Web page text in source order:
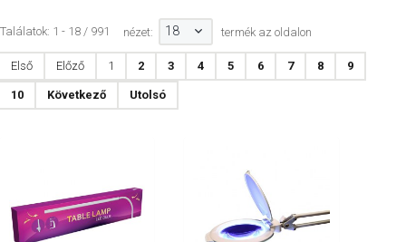
Találatok: 1 - 18 / 991 nézet: 18 termék az oldalon
Első Előző 1 2 3 4 5 6 7 8 9
10 Következő Utolsó